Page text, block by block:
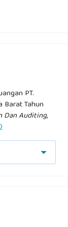
Kep-
Kep-
PT.
Barat Tahun
Dan Auditing,